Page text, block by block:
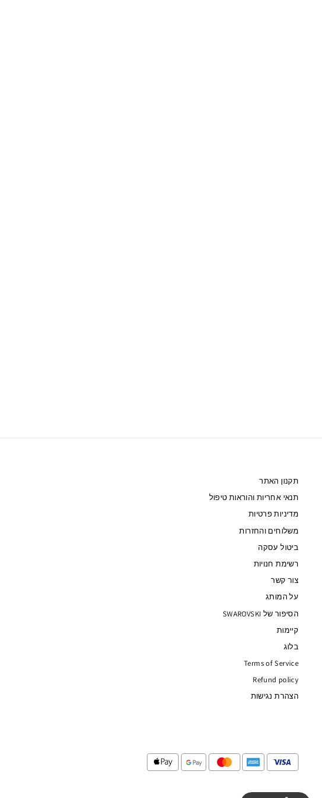
תקנון האתר
תנאי אחריות והוראות טיפול
מדיניות פרטיות
משלוחים והחזרות
ביטול עסקה
רשימת חנויות
צור קשר
על המותג
הסיפור של SWAROVSKI
קיימות
בלוג
Terms of Service
Refund policy
הצהרת נגישות